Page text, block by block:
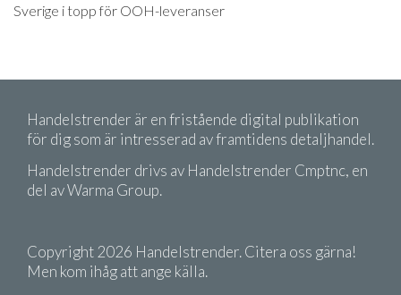
Sverige i topp för OOH-leveranser
Handelstrender är en fristående digital publikation
för dig som är intresserad av framtidens detaljhandel.
Handelstrender drivs av Handelstrender Cmptnc, en
del av Warma Group.
Copyright 2026 Handelstrender. Citera oss gärna!
Men kom ihåg att ange källa.